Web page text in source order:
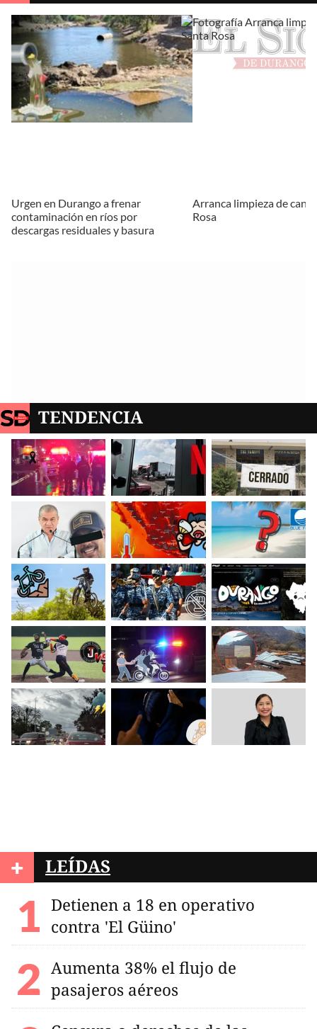
Urgen en Durango a frenar
contaminación en ríos por
descargas residuales y basura
Arranca limpieza de
Rosa
TENDENCIA
+ LEÍDAS
Detienen a 18 en operativo
contra 'El Güino'
Aumenta 38% el flujo de
pasajeros aéreos